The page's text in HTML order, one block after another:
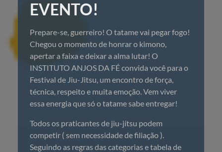
EVENTO!
Prepare-se, guerreiro! O tatame vai pegar fogo!
Chegou o momento de honrar o kimono,
apertar a faixa e deixar a alma lutar! O
INSTITUTO ANJOS DA FÉ convida você para o
Festival de Jiu-Jitsu, um encontro de força,
técnica, respeito e muita emoção. Vem viver
essa energia que só o tatame sabe entregar!
Todos os praticantes de jiu-jítsu podem
competir ( sem necessidade de filiação ).
Seguindo as regras das categorias e tabela de